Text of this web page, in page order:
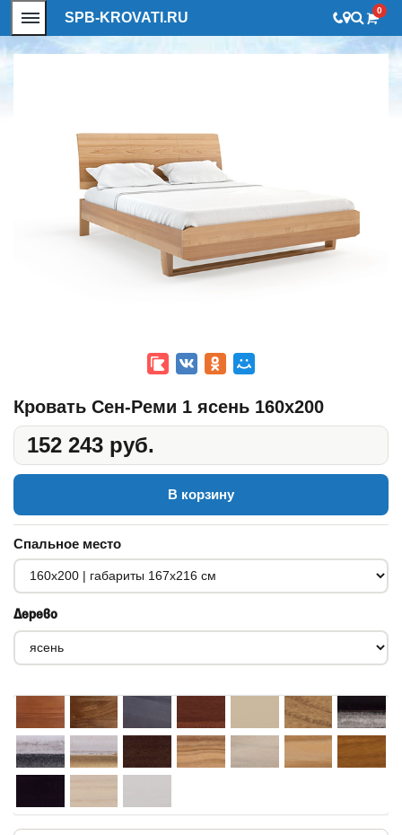
SPB-KROVATI.RU 0
Кровать Сен-Реми 1 ясень 160x200
152 243 руб.
В корзину
Спальное место
Дерево